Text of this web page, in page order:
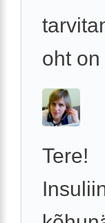
oht
Tere!